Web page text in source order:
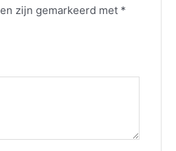
zijn gemarkeerd met *